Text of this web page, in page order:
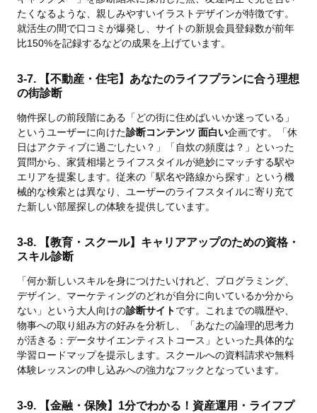
たくなるような、親しみやすいイラストデザインが特徴です。
就活生の間で口コミが爆発し、サイトの新規会員登録数が前年
比150%を記録するなどの成果を上げています。
3-7. 【不動産・住宅】あなたのライフプランに合う理想
の街診断
物件探しの前段階にある「どの街に住めばいいか迷っている」
というユーザーに向けた診断コンテンツ 面白い企画です。「休
日はアクティブに過ごしたい？」「自炊の頻度は？」といった
質問から、家賃相場とライフスタイルが絶妙にマッチする駅や
エリアを提案します。従来の「駅名や路線から探す」という機
械的な検索とは異なり、ユーザーのライフスタイルに寄り充て
た新しい部屋探しの体験を提供しています。
3-8. 【教育・スクール】キャリアアップのための資格・
スキル診断
「何か新しいスキルを身につけたいけれど、プログラミング、
デザイン、マーケティングのどれが自分に向いているか分から
ない」という大人向けの診断サイトです。これまでの職歴や、
物事への取り組み方の好みを分析し、「あなたの論理的思考力
が活きる：データサイエンティストコース」といった具体的な
学習ロードマップを提示します。スクールへの資料請求や無料
体験レッスンの申し込みへの強力なフックとなっています。
3-9. 【金融・保険】1分でわかる！資産運用・ライフプ